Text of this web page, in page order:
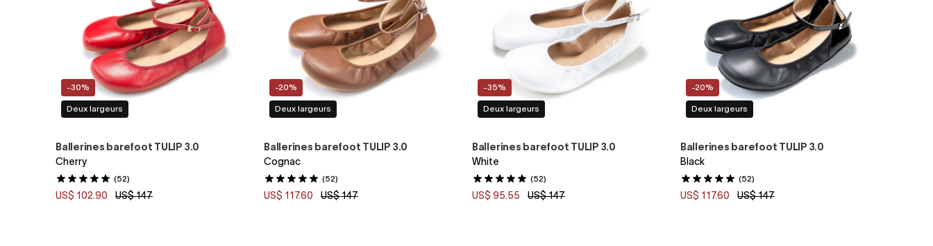
-30%
Deux largeurs
Ballerines barefoot TULIP 3.0
Cherry
(52)
US$ 102.90 US$ 147
-20%
Deux largeurs
Ballerines barefoot TULIP 3.0
Cognac
(52)
US$ 117.60 US$ 147
-35%
Deux largeurs
Ballerines barefoot TULIP 3.0
White
(52)
US$ 95.55 US$ 147
-20%
Deux largeurs
Ballerines barefoot TULIP 3.0
Black
(52)
US$ 117.60 US$ 147